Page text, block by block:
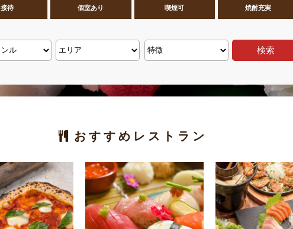
接待 個室あり 喫煙可 焼酎充実
検索
おすすめレストラン